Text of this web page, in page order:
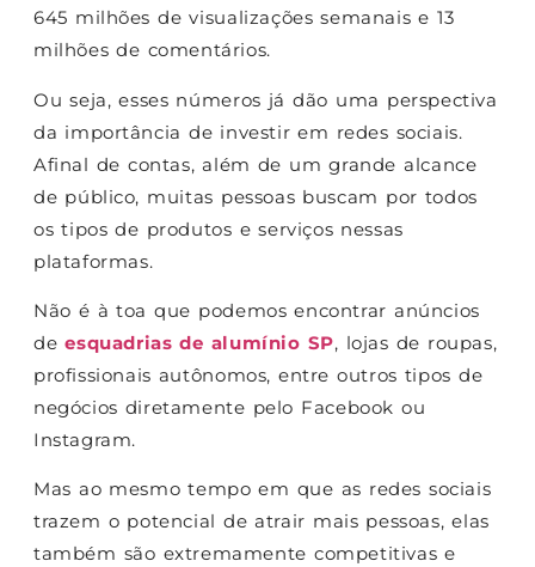
645 milhões de visualizações semanais e 13
milhões de comentários.
Ou seja, esses números já dão uma perspectiva
da importância de investir em redes sociais.
Afinal de contas, além de um grande alcance
de público, muitas pessoas buscam por todos
os tipos de produtos e serviços nessas
plataformas.
Não é à toa que podemos encontrar anúncios
deesquadrias de alumínio SP, lojas de roupas,
profissionais autônomos, entre outros tipos de
negócios diretamente pelo Facebook ou
Instagram.
Mas ao mesmo tempo em que as redes sociais
trazem o potencial de atrair mais pessoas, elas
também são extremamente competitivas e